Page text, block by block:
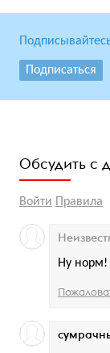
Подписаться
Обсудить с
Войти Правила
Ну норм!